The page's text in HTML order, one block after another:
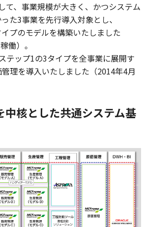
て、事業規模が大きく、かつシステム
た3事業を先行導入対象とし、
プのモデルを構築いたしました
働）。
テップ1の3タイプを全事業に展開す
理を導入いたしました（2014年4月
中核とした共通システム基